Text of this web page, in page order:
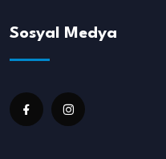
Sosyal Medya